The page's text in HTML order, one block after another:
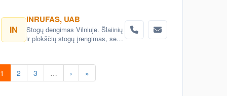
IN
INRUFAS, UAB
Stogų dengimas Vilniuje. Šlaiinių
ir plokščių stogų įrengimas, seno
montavimas Vilnius. stogo
skardinimas Vilniuje. Stogų
remonto darbai, stogo renovacija
1 2 3 … › »